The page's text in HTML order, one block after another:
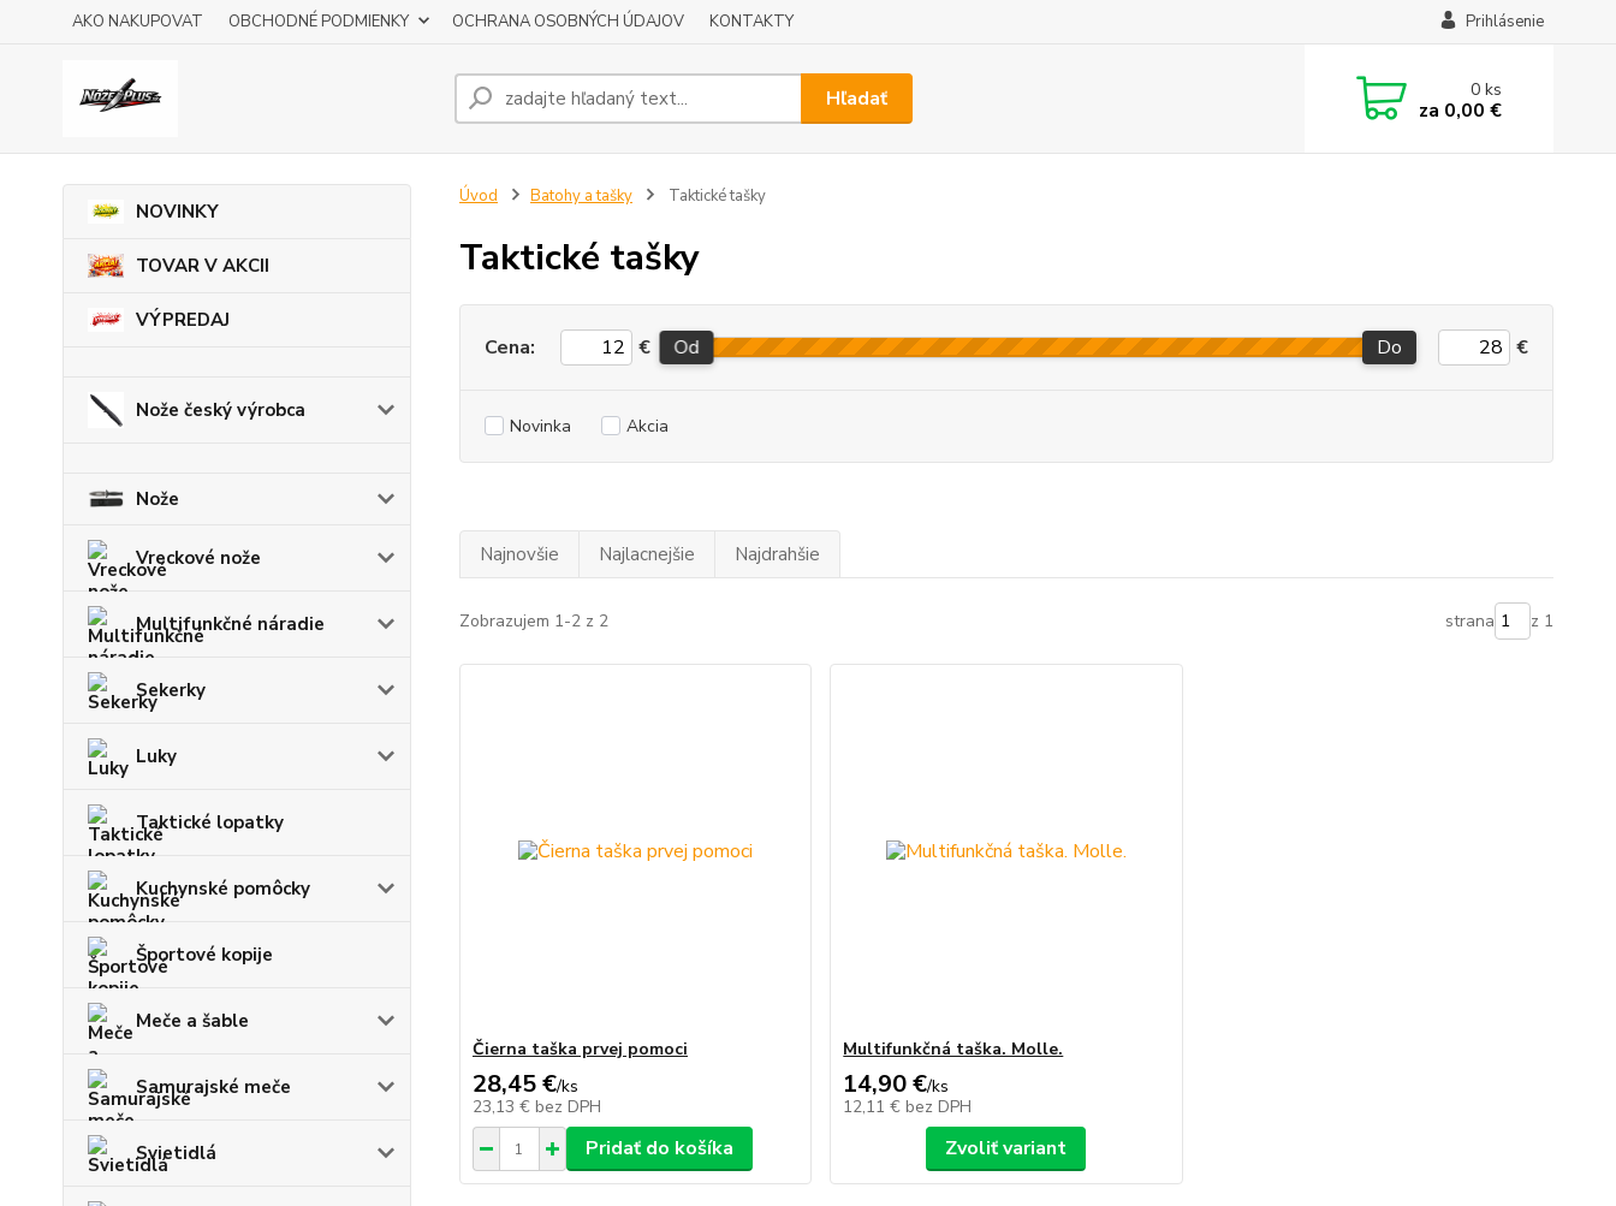
AKO NAKUPOVAT OBCHODNÉ PODMIENKY OCHRANA OSOBNÝCH ÚDAJOV KONTAKTY Prihlásenie
Hľadať 0ks
za 0,00 €
NOVINKY
TOVAR V AKCII
VÝPREDAJ
Nože český výrobca
Nože
Vreckové nože
Multifunkčné náradie
Sekerky
Luky
Taktické lopatky
Kuchynské pomôcky
Športové kopije
Meče a šable
Samurajské meče
Svietidlá
Úvod Batohy a tašky Taktické tašky
Taktické tašky
Cena: € Od Do €
Novinka Akcia
Najnovšie Najlacnejšie Najdrahšie
Zobrazujem 1-2 z 2 strana z 1
Čierna taška prvej pomoci
28,45 €/ks
23,13 € bez DPH
Pridať do košíka
Multifunkčná taška. Molle.
14,90 €/ks
12,11 € bez DPH
Zvoliť variant